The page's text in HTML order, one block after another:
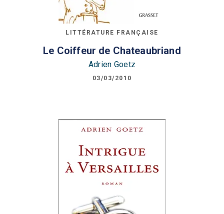
LITTÉRATURE FRANÇAISE
Le Coiffeur de Chateaubriand
Adrien Goetz
03/03/2010